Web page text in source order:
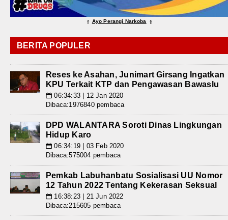
⇑ Ayo Perangi Narkoba ⇑
BERITA POPULER
Reses ke Asahan, Junimart Girsang Ingatkan
KPU Terkait KTP dan Pengawasan Bawaslu
📅 06:34:33 | 12 Jan 2020
Dibaca:1976840 pembaca
DPD WALANTARA Soroti Dinas Lingkungan
Hidup Karo
📅 06:34:19 | 03 Feb 2020
Dibaca:575004 pembaca
Pemkab Labuhanbatu Sosialisasi UU Nomor
12 Tahun 2022 Tentang Kekerasan Seksual
📅 16:38:23 | 21 Jun 2022
Dibaca:215605 pembaca